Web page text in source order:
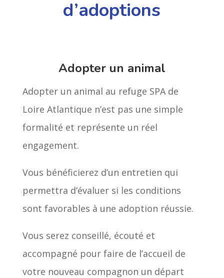
d’adoptions
Adopter un animal
Adopter un animal au refuge SPA de
Loire Atlantique n’est pas une simple
formalité et représente un réel
engagement.
Vous bénéficierez d’un entretien qui
permettra d’évaluer si les conditions
sont favorables à une adoption réussie.
Vous serez conseillé, écouté et
accompagné pour faire de l’accueil de
votre nouveau compagnon un départ